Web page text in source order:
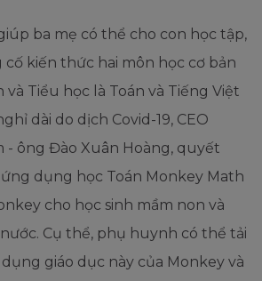
ba mẹ có thể cho con học tập,
kiến thức hai môn học cơ bản
và Tiểu học là Toán và Tiếng Việt
dài do dịch Covid-19, CEO
- ông Đào Xuân Hoàng, quyết
dụng học Toán Monkey Math
cho học sinh mầm non và
Cụ thể, phụ huynh có thể tải
giáo dục này của Monkey và